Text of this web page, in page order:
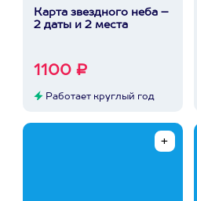
Карта звездного неба –
2 даты и 2 места
1100 ₽
Работает круглый год